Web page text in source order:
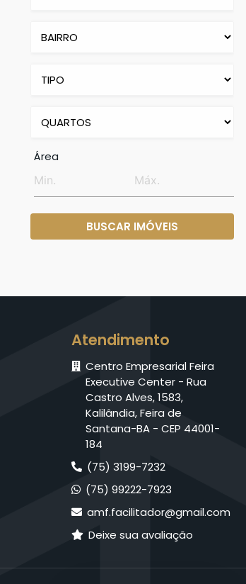
Área
BUSCAR IMÓVEIS
Atendimento
Centro Empresarial Feira
Executive Center - Rua
Castro Alves, 1583,
Kalilândia, Feira de
Santana-BA - CEP 44001-
184
(75) 3199-7232
(75) 99222-7923
amf.facilitador@gmail.com
Deixe sua avaliação